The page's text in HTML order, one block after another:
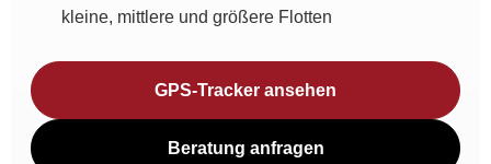
kleine, mittlere und größere Flotten
GPS-Tracker ansehen
Beratung anfragen